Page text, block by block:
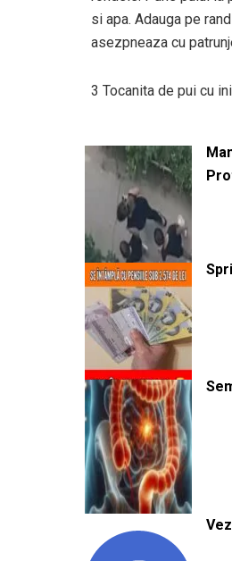
si apa. Adauga pe
asezpneaza cu
3 Tocanita de pui cu